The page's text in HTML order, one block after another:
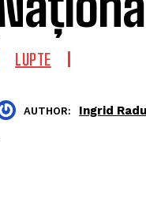
LUPTE
AUTHOR: Ingrid Radu